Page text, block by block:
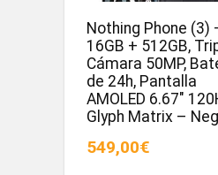
Nothing Phone (3)
16GB + 512GB,
Cámara 50MP,
de 24h, Pantalla
AMOLED 6.67″
Glyph Matrix –
549,00€